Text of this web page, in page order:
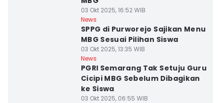
03 Okt 2025, 16:52 WIB
News
SPPG di Purworejo Sajikan Menu
MBG Sesuai Pilihan Siswa
03 Okt 2025, 13:35 WIB
News
PGRI Semarang Tak Setuju Guru
Cicipi MBG Sebelum Dibagikan
ke Siswa
03 Okt 2025, 06:55 WIB